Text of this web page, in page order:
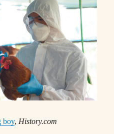
boy, History.com